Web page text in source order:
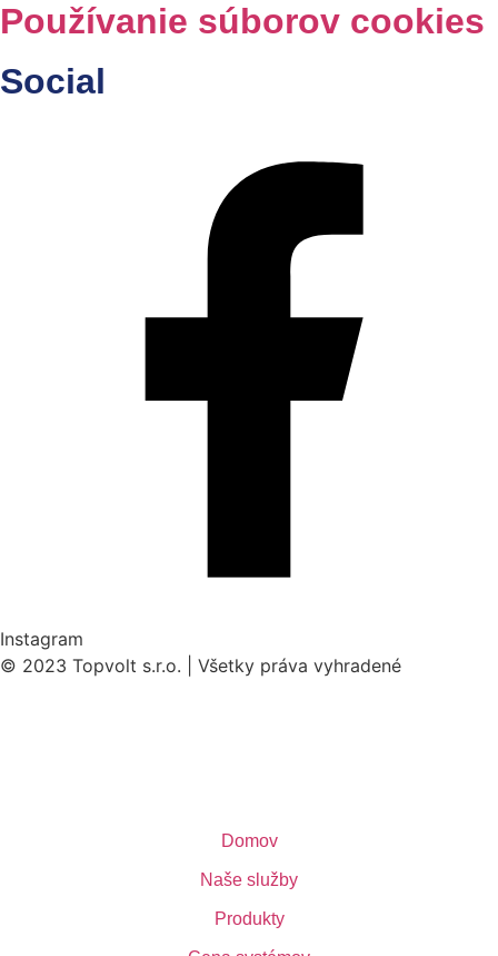
Používanie súborov cookies
Social
Instagram
© 2023 Topvolt s.r.o. | Všetky práva vyhradené
Domov
Naše služby
Produkty